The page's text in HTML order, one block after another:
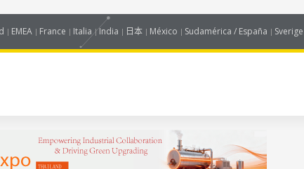
EMEA France Italia India 日本 México Sudamérica / España Sverige